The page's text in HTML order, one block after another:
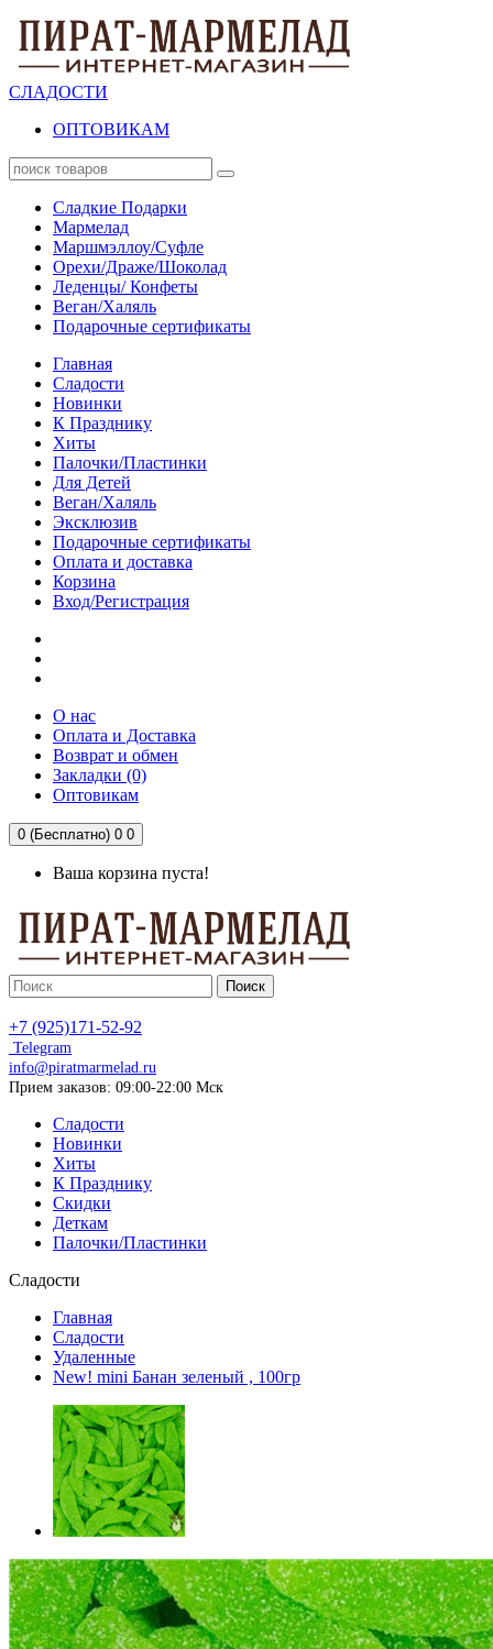
СЛАДОСТИ
ОПТОВИКАМ
Сладкие Подарки
Мармелад
Маршмэллоу/Суфле
Орехи/Драже/Шоколад
Леденцы/ Конфеты
Веган/Халяль
Подарочные сертификаты
Главная
Сладости
Новинки
К Празднику
Хиты
Палочки/Пластинки
Для Детей
Веган/Халяль
Эксклюзив
Подарочные сертификаты
Оплата и доставка
Корзина
Вход/Регистрация
О нас
Оплата и Доставка
Возврат и обмен
Закладки (0)
Оптовикам
0 (Бесплатно) 0 0
Ваша корзина пуста!
Поиск
+7 (925)171-52-92
Telegram
info@piratmarmelad.ru
Прием заказов: 09:00-22:00 Мск
Сладости
Новинки
Хиты
К Празднику
Скидки
Деткам
Палочки/Пластинки
Сладости
Главная
Сладости
Удаленные
New! mini Банан зеленый , 100гр